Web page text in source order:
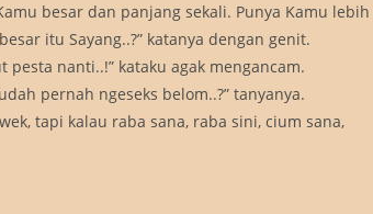
besar dan panjang sekali. Punya Kamu lebih
itu Sayang..?” katanya dengan genit.
nanti..!” kataku agak mengancam.
pernah ngeseks belom..?” tanyanya.
tapi kalau raba sana, raba sini, cium sana,